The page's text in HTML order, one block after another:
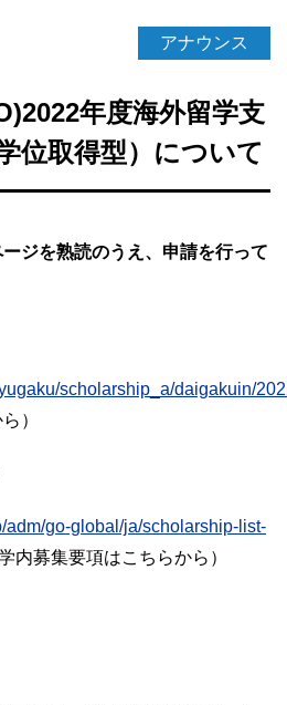
アナウンス
年度海外留学支
位取得型）について
ジを熟読のうえ、 申請を行って
scholarship_a/daigakuin/
）
adm/go-global/ja/scholarship-list-
内募集要項はこちらから）